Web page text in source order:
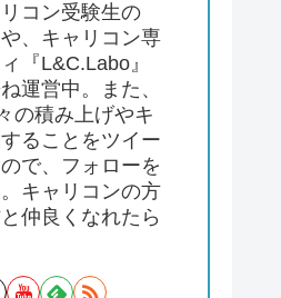
コン受験生の
や、キャリコン専
『L&C.Labo』
運営中。また、
の積み上げやキ
ることをツイー
で、フォローを
キャリコンの方
仲良くなれたら